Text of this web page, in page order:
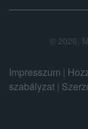
© 2026.
Impresszum |
szabályzat |